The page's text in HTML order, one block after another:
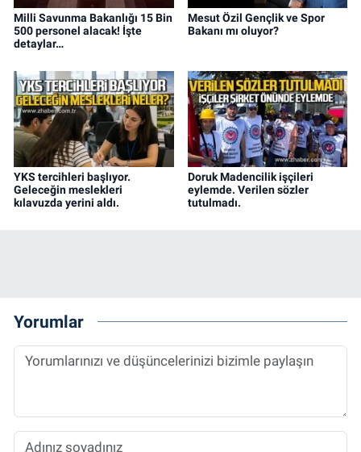
Milli Savunma Bakanlığı 15 Bin
500 personel alacak! İşte
detaylar…
Mesut Özil Gençlik ve Spor
Bakanı mı oluyor?
YKS tercihleri başlıyor.
Geleceğin meslekleri
kılavuzda yerini aldı.
Doruk Madencilik işçileri
eylemde. Verilen sözler
tutulmadı.
Yorumlar